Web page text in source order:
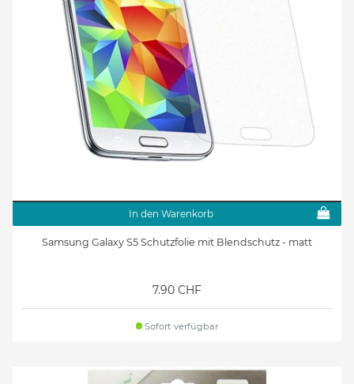
In den Warenkorb
Samsung Galaxy S5 Schutzfolie mit Blendschutz - matt
7.90 CHF
Sofort verfügbar